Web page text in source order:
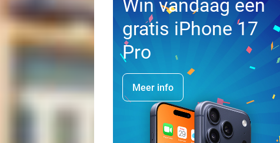
Win vandaag een
gratis iPhone 17
Pro
Meer info